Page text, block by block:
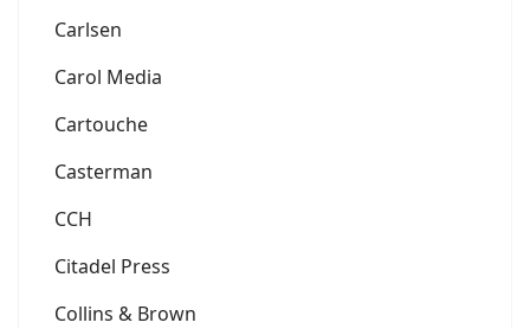
Carlsen
Carol Media
Cartouche
Casterman
CCH
Citadel Press
Collins & Brown